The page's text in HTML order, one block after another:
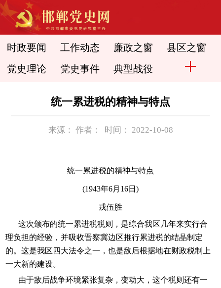
时政要闻 工作动态 廉政之窗 县区之窗
党史理论 党史事件 典型战役
统一累进税的精神与特点
来源： 作者： 时间： 2022-10-08
统一累进税的精神与特点
(1943年6月16日)
戎伍胜
这次颁布的统一累进税税则，是综合我区几年来实行合
理负担的经验，并吸收晋察冀边区推行累进税的结晶制定
的。这是我区四大法令之一，也是敌后根据地在财政税制上
一大新的建设。
由于敌后战争环境紧张复杂，变动大，这个税则还有一